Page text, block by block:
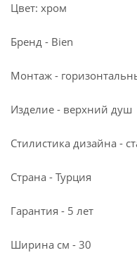
Цвет: хром
Бренд - Bien
Монтаж -
Изделие - верхний душ
Стилистика дизайна -
Страна - Турция
Гарантия - 5 лет
Ширина см - 30